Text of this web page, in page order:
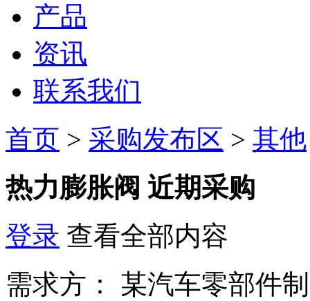
产品
资讯
联系我们
首页 > 采购发布区 > 其他
热力膨胀阀 近期采购
登录 查看全部内容
需求方：
某汽车零部件